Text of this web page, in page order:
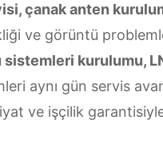
çanak anten
ve görüntü
kurulumu,
aynı gün servis
ve işçilik